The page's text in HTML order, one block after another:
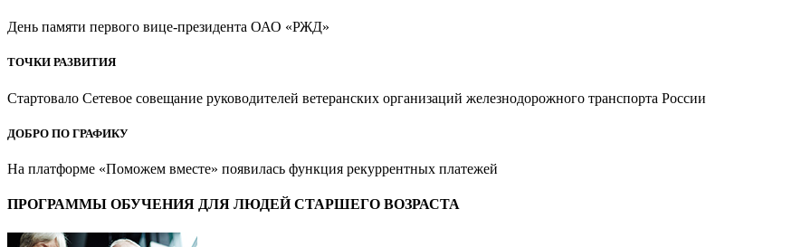
День памяти первого вице-президента ОАО «РЖД»
ТОЧКИ РАЗВИТИЯ
Стартовало Сетевое совещание руководителей ветеранских организаций железнодорожного транспорта России
ДОБРО ПО ГРАФИКУ
На платформе «Поможем вместе» появилась функция рекуррентных платежей
ПРОГРАММЫ ОБУЧЕНИЯ ДЛЯ ЛЮДЕЙ СТАРШЕГО ВОЗРАСТА